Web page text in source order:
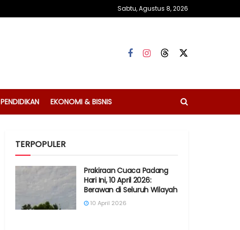
Sabtu, Agustus 8, 2026
PENDIDIKAN EKONOMI & BISNIS
TERPOPULER
Prakiraan Cuaca Padang
Hari Ini, 10 April 2026:
Berawan di Seluruh Wilayah
10 April 2026